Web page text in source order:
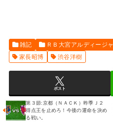
雑記 ＲＢ大宮アルディージャ
家長昭博
渋谷洋樹
ポスト
第３節:京都（ＮＡＣＫ）昨季Ｊ２
得点王を止めろ！今後の運命を決め
る戦い。